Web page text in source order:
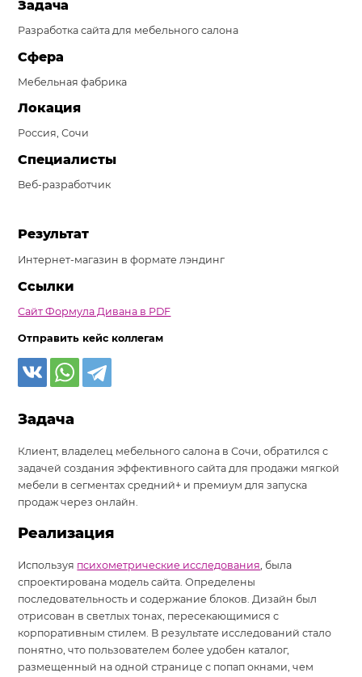
Система продаж для мебельного бизнеса
Система продаж для туристического бизнеса
Повышение конверсии сайтов
Блог
Задача
Разработка сайта для мебельного салона
Сфера
Мебельная фабрика
Локация
Россия, Сочи
Специалисты
Веб-разработчик
Результат
Интернет-магазин в формате лэндинг
Ссылки
Сайт Формула Дивана в PDF
Отправить кейс коллегам
Задача
Клиент, владелец мебельного салона в Сочи, обратился с
задачей создания эффективного сайта для продажи мягкой
мебели в сегментах средний+ и премиум для запуска
продаж через онлайн.
Реализация
Используя психометрические исследования, была
спроектирована модель сайта. Определены
последовательность и содержание блоков. Дизайн был
отрисован в светлых тонах, пересекающимися с
корпоративным стилем. В результате исследований стало
понятно, что пользователем более удобен каталог,
размещенный на одной странице с попап окнами, чем